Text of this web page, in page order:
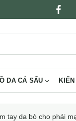
DA CÁ SẤU
tay da bò cho phái